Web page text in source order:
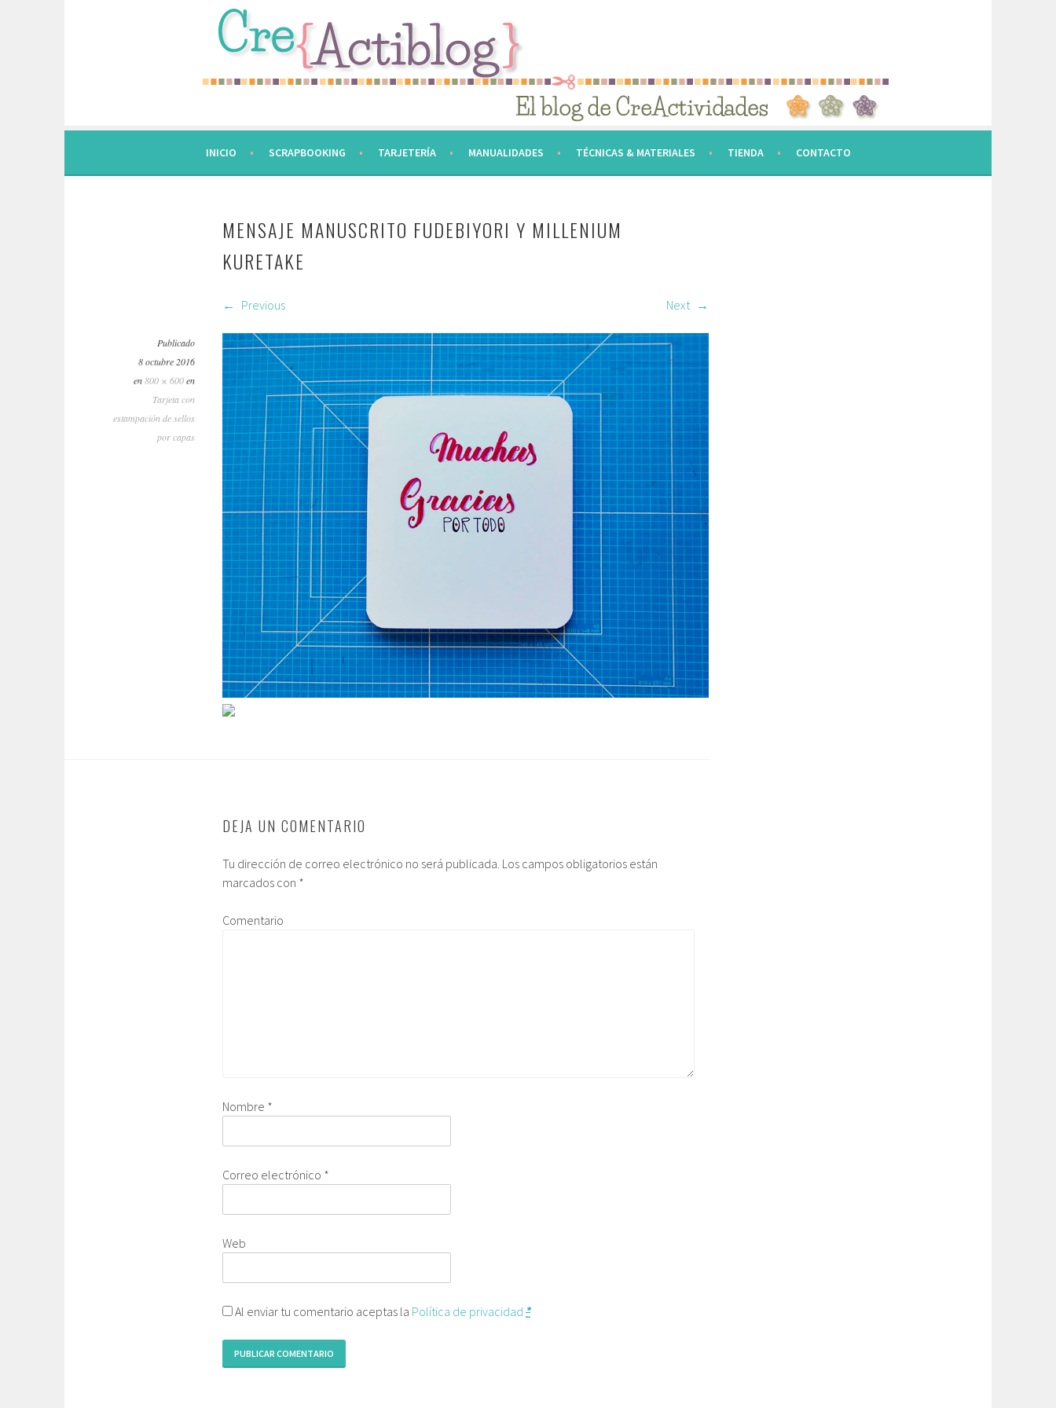
INICIO SCRAPBOOKING TARJETERÍA MANUALIDADES TÉCNICAS & MATERIALES TIENDA CONTACTO
MENSAJE MANUSCRITO FUDEBIYORI Y MILLENIUM
KURETAKE
Previous Next
Publicado
8 octubre 2016
en800 × 600en
Tarjeta con
estampación de sellos
por capas
DEJA UN COMENTARIO
Tu dirección de correo electrónico no será publicada. Los campos obligatorios están
marcados con *
Comentario
Nombre *
Correo electrónico *
Web
Al enviar tu comentario aceptas la Política de privacidad *